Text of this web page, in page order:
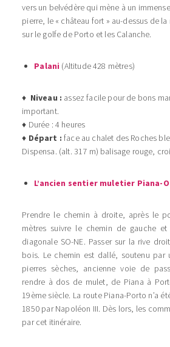
vers un belvédère qui mène à un
pierre, le « château fort » au-dessus de
sur le golfe de Porto et les Calanche.
Palani (Altitude 428 mètres)
♦ Niveau : assez facile pour de bons
important.
♦ Durée : 4 heures
♦ Départ : face au chalet des Roches
Dispensa. (alt. 317 m) balisage rouge,
L’ancien sentier muletier Piana-
Prendre le chemin à droite, après le
mètres suivre le chemin de gauche
diagonale SO-NE. Passer sur la rive
bois. Le chemin est dallé, soutenu par
pierres sèches, ancienne voie de
rendre à dos de mulet, de Piana à
19ème siècle. La route Piana-Porto n’a
1850 par Napoléon III. Dès lors, les
par cet itinéraire.